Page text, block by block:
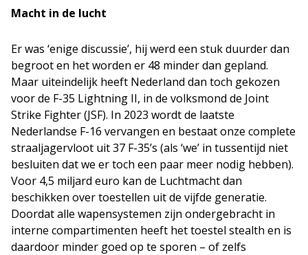
Macht in de lucht
Er was ‘enige discussie’, hij werd een stuk duurder dan
begroot en het worden er 48 minder dan gepland.
Maar uiteindelijk heeft Nederland dan toch gekozen
voor de F-35 Lightning II, in de volksmond de Joint
Strike Fighter (JSF). In 2023 wordt de laatste
Nederlandse F-16 vervangen en bestaat onze complete
straaljagervloot uit 37 F-35’s (als ‘we’ in tussentijd niet
besluiten dat we er toch een paar meer nodig hebben).
Voor 4,5 miljard euro kan de Luchtmacht dan
beschikken over toestellen uit de vijfde generatie.
Doordat alle wapensystemen zijn ondergebracht in
interne compartimenten heeft het toestel stealth en is
daardoor minder goed op te sporen – of zelfs